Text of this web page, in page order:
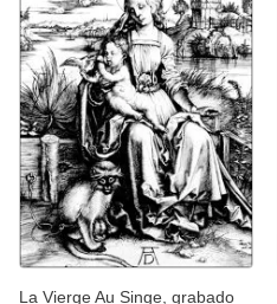
La Vierge Au Singe, grabado